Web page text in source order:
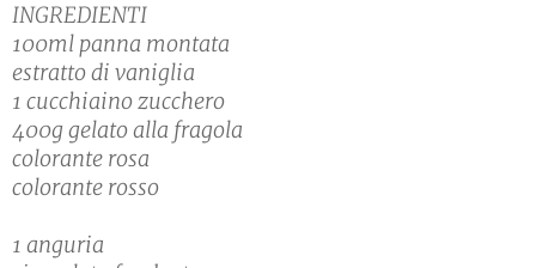
INGREDIENTI
100ml panna montata
estratto di vaniglia
1 cucchiaino zucchero
400g gelato alla fragola
colorante rosa
colorante rosso
1 anguria